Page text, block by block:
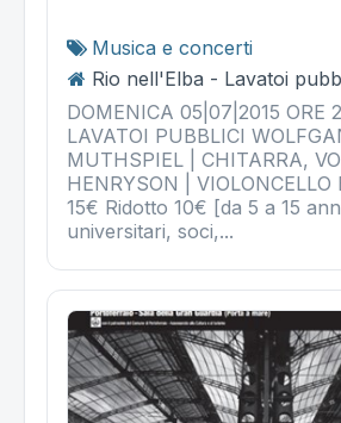
Musica e concerti
Rio nell'Elba - Lavatoi
DOMENICA 05|07|2015 ORE
LAVATOI PUBBLICI
MUTHSPIEL | CHITARRA,
HENRYSON |
15€ Ridotto 10€ [da 5 a 15
universitari, soci,...